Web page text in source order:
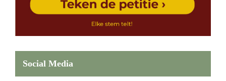
Social Media